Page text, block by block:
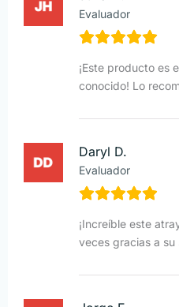
Evaluador
¡Este producto es
conocido! Lo
Daryl D.
Evaluador
¡Increíble este
veces gracias a su